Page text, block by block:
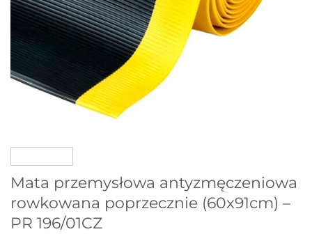
Mata przemysłowa antyzmęczeniowa
rowkowana poprzecznie (60x91cm) –
PR 196/01CZ